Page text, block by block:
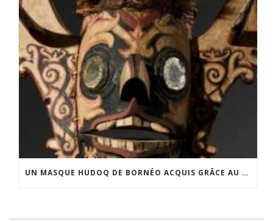
UN MASQUE HUDOQ DE BORNÉO ACQUIS GRÂCE AU SOUTIEN DU CERCLE LÉVI-STRAUSS